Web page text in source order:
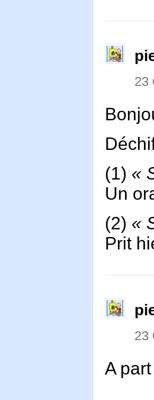
23
(1) «
Un
(2) «
Prit
23
A